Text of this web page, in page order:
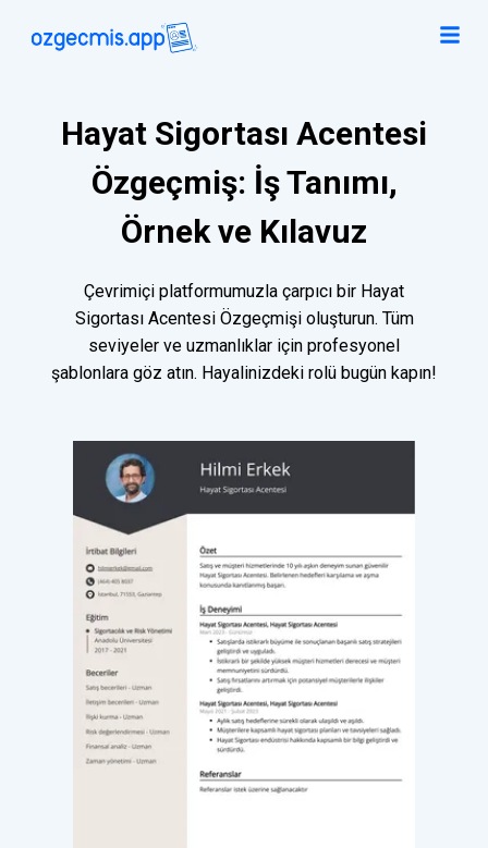
Hayat Sigortası Acentesi
Özgeçmiş: İş Tanımı,
Örnek ve Kılavuz
Çevrimiçi platformumuzla çarpıcı bir Hayat
Sigortası Acentesi Özgeçmişi oluşturun. Tüm
seviyeler ve uzmanlıklar için profesyonel
şablonlara göz atın. Hayalinizdeki rolü bugün kapın!